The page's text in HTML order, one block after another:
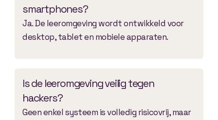
smartphones?
Ja. De leeromgeving wordt ontwikkeld voor
desktop, tablet en mobiele apparaten.
Is de leeromgeving veilig tegen
hackers?
Geen enkel systeem is volledig risicovrij, maar